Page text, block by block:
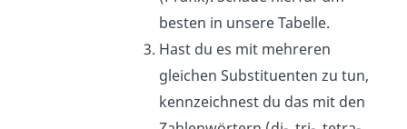
besten in unsere Tabelle.
Hast du es mit mehreren
gleichen Substituenten zu tun,
kennzeichnest du das mit den